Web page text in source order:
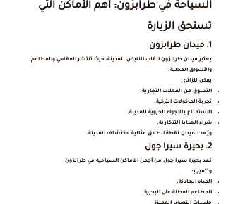
السياحة في طرابزون: أهم الأماكن التي
تستحق الزيارة
1. ميدان طرابزون
يعتبر ميدان طرابزون القلب النابض للمدينة، حيث تنتشر المقاهي والمطاعم
والأسواق المحلية.
يمكن للزائر:
التسوق من المحلات التجارية.
تجربة المأكولات التركية.
الاستمتاع بالأجواء الحيوية للمدينة.
شراء الهدايا التذكارية.
ويُعد الميدان نقطة انطلاق مثالية لاكتشاف المدينة.
2. بحيرة سيرا جول
تعد بحيرة سيرا جول من أجمل الأماكن السياحية في طرابزون.
وتتميز بـ:
المياه الهادئة.
المطاعم المطلة على البحيرة.